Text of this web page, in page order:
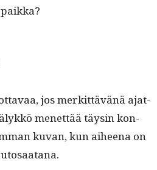
jos merkit­tävänä ajat­
menet­tää täysin kon­
kuvan, kun aiheena on